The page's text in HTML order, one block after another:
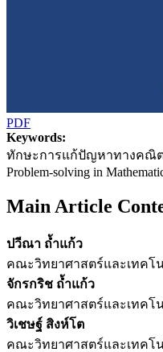
PDF
Keywords:
ทักษะการแก้ปัญหาทางคณิ
Problem-solving in
Main Article
ปวีณา ถ้ำแก้ว
คณะวิทยาศาสตร์และเทคโ
จักรกริช ถ้ำแก้ว
คณะวิทยาศาสตร์และเทคโ
วิเชษฐ์ สิงห์โต
คณะวิทยาศาสตร์และเทคโ